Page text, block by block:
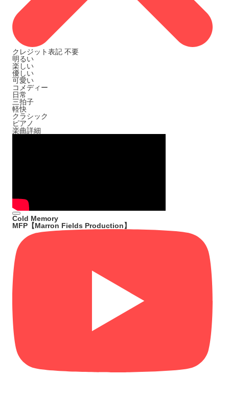
クレジット表記 不要
明るい
楽しい
優しい
可愛い
コメディー
日常
三拍子
軽快
クラシック
ピアノ
楽曲詳細
Cold Memory
MFP【Marron Fields Production】